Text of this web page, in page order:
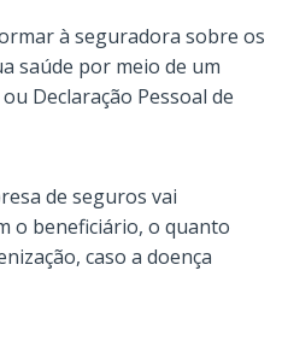
à seguradora sobre os
saúde por meio de um
Declaração Pessoal de
de seguros vai
o beneficiário, o quanto
caso a doença